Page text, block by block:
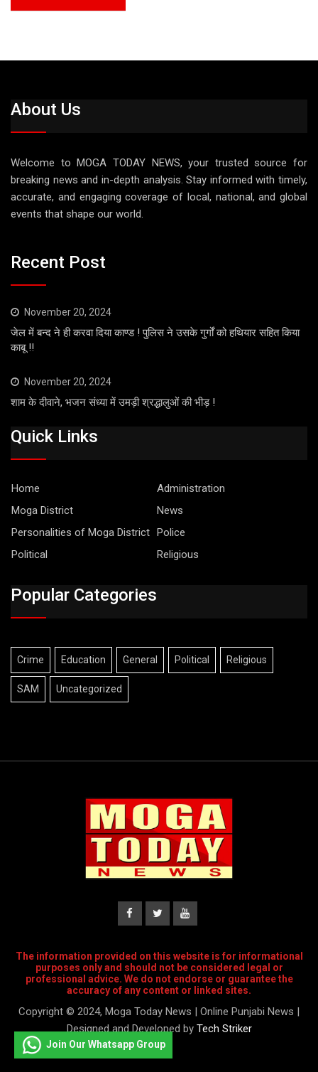
About Us
Welcome to MOGA TODAY NEWS, your trusted source for
breaking news and in-depth analysis. Stay informed with timely,
accurate, and engaging coverage of local, national, and global
events that shape our world.
Recent Post
November 20, 2024
जेल में बन्द ने ही करवा दिया काण्ड ! पुलिस ने उसके गुर्गों को हथियार सहित किया
काबू !!
November 20, 2024
शाम के दीवाने, भजन संध्या में उमड़ी श्रद्धालुओं की भीड़ !
Quick Links
Home
Administration
Moga District
News
Personalities of Moga District Police
Political
Religious
Popular Categories
Crime Education General Political Religious
SAM Uncategorized
The information provided on this website is for informational
purposes only and should not be considered legal or
professional advice. We do not endorse or guarantee the
accuracy of any content or linked sites.
Copyright © 2024, Moga Today News | Online Punjabi News |
Designed and Developed by Tech Striker
Join Our Whatsapp Group